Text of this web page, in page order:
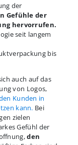
der
Gefühle der
hervorrufen.
seit langem
bis
auch auf das
von Logos,
Kunden in
kann. Bei
zielen
Gefühl der
den